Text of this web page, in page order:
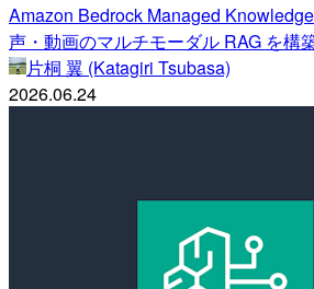
Amazon Bedrock Managed
声・動画のマルチモーダル RAG を構
片桐 翼 (Katagiri Tsubasa)
2026.06.24